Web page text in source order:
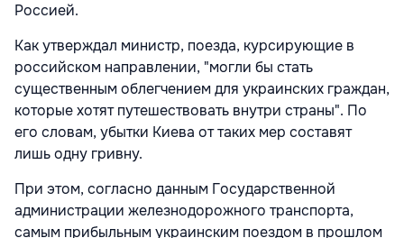
Россией.
Как утверждал министр, поезда, курсирующие в
российском направлении, "могли бы стать
существенным облегчением для украинских граждан,
которые хотят путешествовать внутри страны". По
его словам, убытки Киева от таких мер составят
лишь одну гривну.
При этом, согласно данным Государственной
администрации железнодорожного транспорта,
самым прибыльным украинским поездом в прошлом